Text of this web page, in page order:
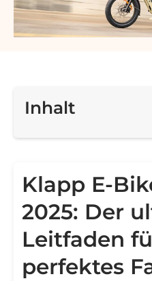
Inhalt
Klapp E-
2025: Der
Leitfaden
perfektes